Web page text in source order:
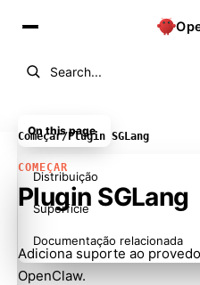
Search...
Começar/Plugin SGLang
COMEÇAR
Plugin SGLang
Adiciona suporte ao
OpenClaw.
On this page
Distribuição
Superfície
Documentação relacionada